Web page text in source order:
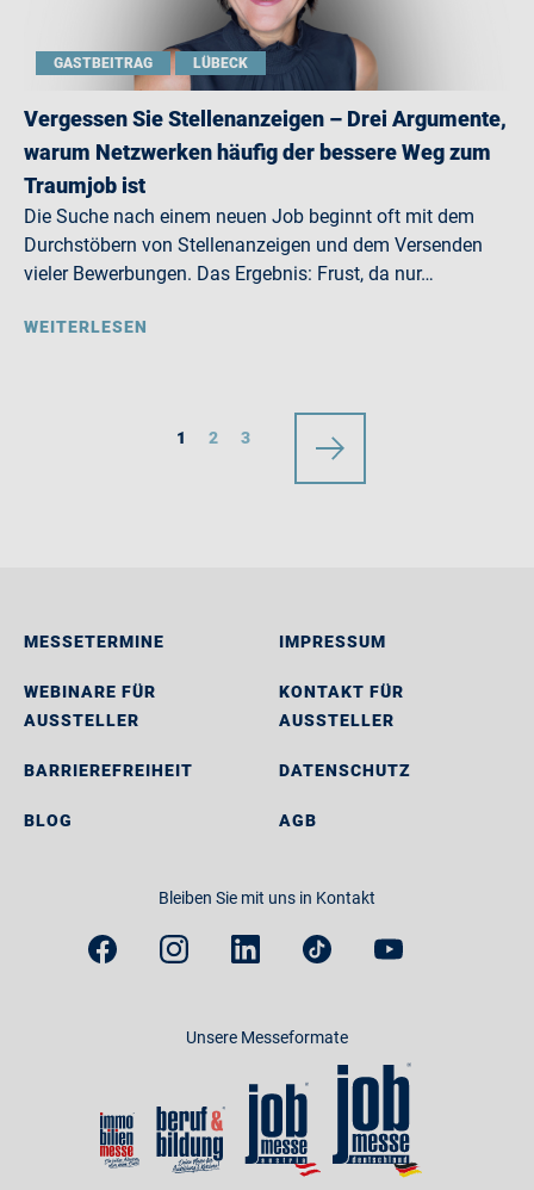
GASTBEITRAG LÜBECK
Vergessen Sie Stellenanzeigen – Drei Argumente,
warum Netzwerken häufig der bessere Weg zum
Traumjob ist
Die Suche nach einem neuen Job beginnt oft mit dem
Durchstöbern von Stellenanzeigen und dem Versenden
vieler Bewerbungen. Das Ergebnis: Frust, da nur…
WEITERLESEN
1 2 3
MESSETERMINE
WEBINARE FÜR
AUSSTELLER
BARRIEREFREIHEIT
BLOG
IMPRESSUM
KONTAKT FÜR
AUSSTELLER
DATENSCHUTZ
AGB
Bleiben Sie mit uns in Kontakt
Unsere Messeformate